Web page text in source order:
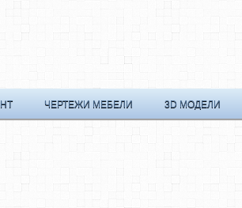
ЧЕРТЕЖИ МЕБЕЛИ 3D МОДЕЛИ